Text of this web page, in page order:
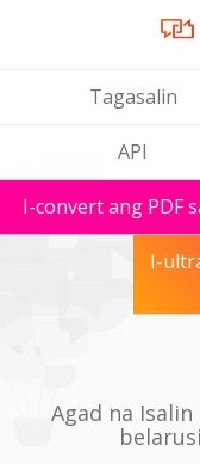
Tagasalin
API
I-convert ang PDF
I-
Agad na